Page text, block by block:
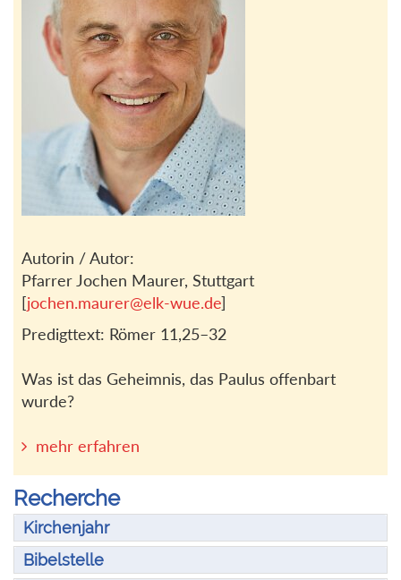
Autorin / Autor:
Pfarrer Jochen Maurer, Stuttgart
[jochen.maurer@elk-wue.de]
Predigttext: Römer 11,25–32
Was ist das Geheimnis, das Paulus offenbart
wurde?
mehr erfahren
Recherche
Kirchenjahr
Bibelstelle